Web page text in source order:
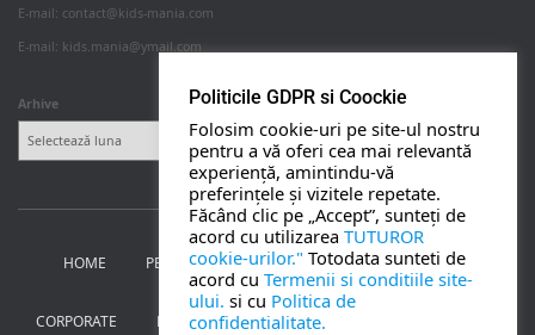
E-mail: contact@kids-mania.com
E-mail: kids.mania@ymail.com
Arhive
HOME PETRECERI PENTRU COPII NUNTA SI BOTEZ
CORPORATE BANCHETE MOȚ
Politicile GDPR si Coockie
Folosim cookie-uri pe site-ul nostru
pentru a vă oferi cea mai relevantă
experiență, amintindu-vă
preferințele și vizitele repetate.
Făcând clic pe „Accept”, sunteți de
acord cu utilizarea TUTUROR
cookie-urilor." Totodata sunteti de
acord cu Termenii si conditiile site-
ului. si cu Politica de
confidentialitate.
PETRECERI COPII
NUNTA
BANCHETE
CORPORATE